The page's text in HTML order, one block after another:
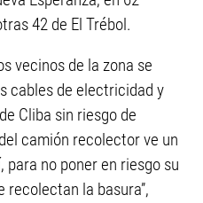
42 de El Trébol.
vecinos de la zona se
cables de electricidad y
Cliba sin riesgo de
camión recolector ve un
para no poner en riesgo su
recolectan la basura”,